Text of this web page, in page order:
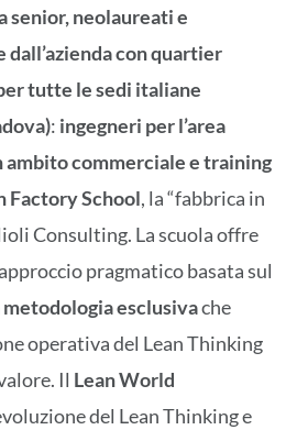
senior, neolaureati e
con quartier
tutte le sedi italiane
: ingegneri per l’area
ambito commerciale e training
Factory School, la “fabbrica in
Consulting. La scuola offre
pragmatico basata sul
metodologia esclusivache
operativa del Lean Thinking
Il Lean World
del Lean Thinking e